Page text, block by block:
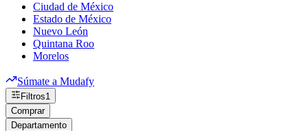
Ciudad de México
Estado de México
Nuevo León
Quintana Roo
Morelos
Súmate a Mudafy
Filtros1
Comprar
Departamento